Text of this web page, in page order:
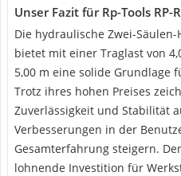
Unser Fazit für Rp-Tools ‎RP-
Die hydraulische Zwei-Säulen-
bietet mit einer Traglast von
5,00 m eine solide Grundlage
Trotz ihres hohen Preises
Zuverlässigkeit und Stabilität
Verbesserungen in der
Gesamterfahrung steigern.
lohnende Investition für